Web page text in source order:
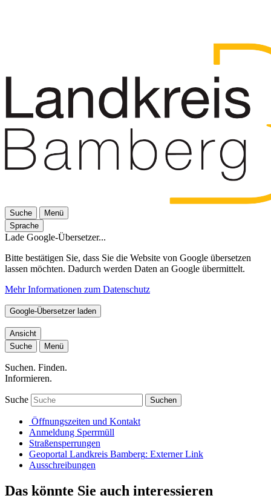
Suche
Menü
Sprache
Lade Google-Übersetzer...
Bitte bestätigen Sie, dass Sie die Website von Google übersetzen
lassen möchten. Dadurch werden Daten an Google übermittelt.
Mehr Informationen zum Datenschutz
Google-Übersetzer laden
Ansicht
Suche
Menü
Suchen. Finden.
Informieren.
Suche Suchen
Öffnungszeiten und Kontakt
Anmeldung Sperrmüll
Straßensperrungen
Geoportal Landkreis Bamberg: Externer Link
Ausschreibungen
Das könnte Sie auch interessieren